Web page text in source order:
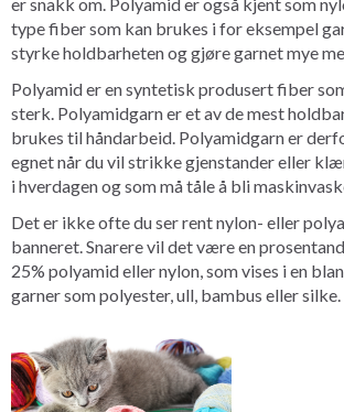
type fiber som kan brukes i for eksempel
styrke holdbarheten og gjøre garnet mye
Polyamid er en syntetisk produsert fiber
sterk. Polyamidgarn er et av de mest
brukes til håndarbeid. Polyamidgarn er
egnet når du vil strikke gjenstander eller
i hverdagen og som må tåle å bli
Det er ikke ofte du ser rent nylon- eller
banneret. Snarere vil det være en
25% polyamid eller nylon, som vises i en
garner som polyester, ull, bambus eller silke.